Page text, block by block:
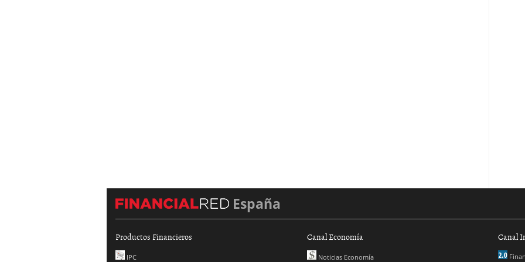
España
Productos Financieros
IPC
Canal Economía
Noticias Economía
Canal